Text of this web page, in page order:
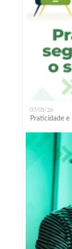
07/05/26
Praticidade e